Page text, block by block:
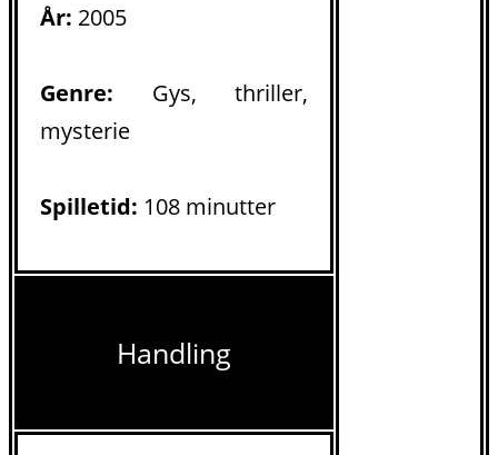
År: 2005
Genre: Gys, thriller,
mysterie
Spilletid: 108 minutter
Handling